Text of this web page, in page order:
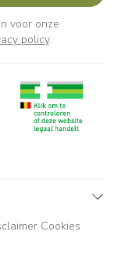
voor onze
policy.
Cookies